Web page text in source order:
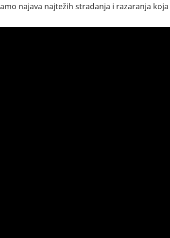
najava najtežih stradanja i razaranja koja